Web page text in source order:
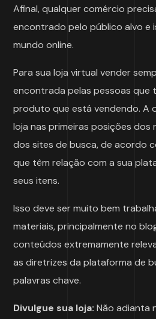
Afinal, qualquer comércio
encontrado pelo público alvo e
mundo online.
Para sua loja virtual vender
encontrada pelas pessoas que
produto que está vendendo. A
loja nas primeiras posições
dos sites de busca, de acordo
que têm relação com a sua
seus itens.
Isso deve ser muito bem
materiais, principalmente no
conteúdos extremamente
as diretrizes da plataforma de
palavras chave.
Divulgue sua loja:Não adianta